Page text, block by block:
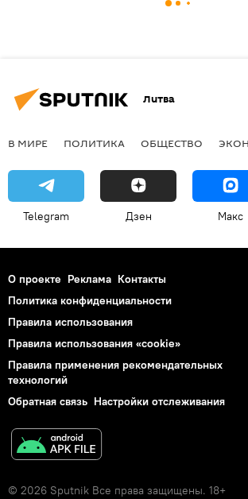
Литва
В МИРЕ ПОЛИТИКА ОБЩЕСТВО
Telegram Дзен Макс
О проекте Реклама Контакты
Политика конфиденциальности
Правила использования
Правила использования «cookie»
Правила применения рекомендательных
технологий
Обратная связь Настройки отслеживания
© 2026 Sputnik Все права защищены. 18+